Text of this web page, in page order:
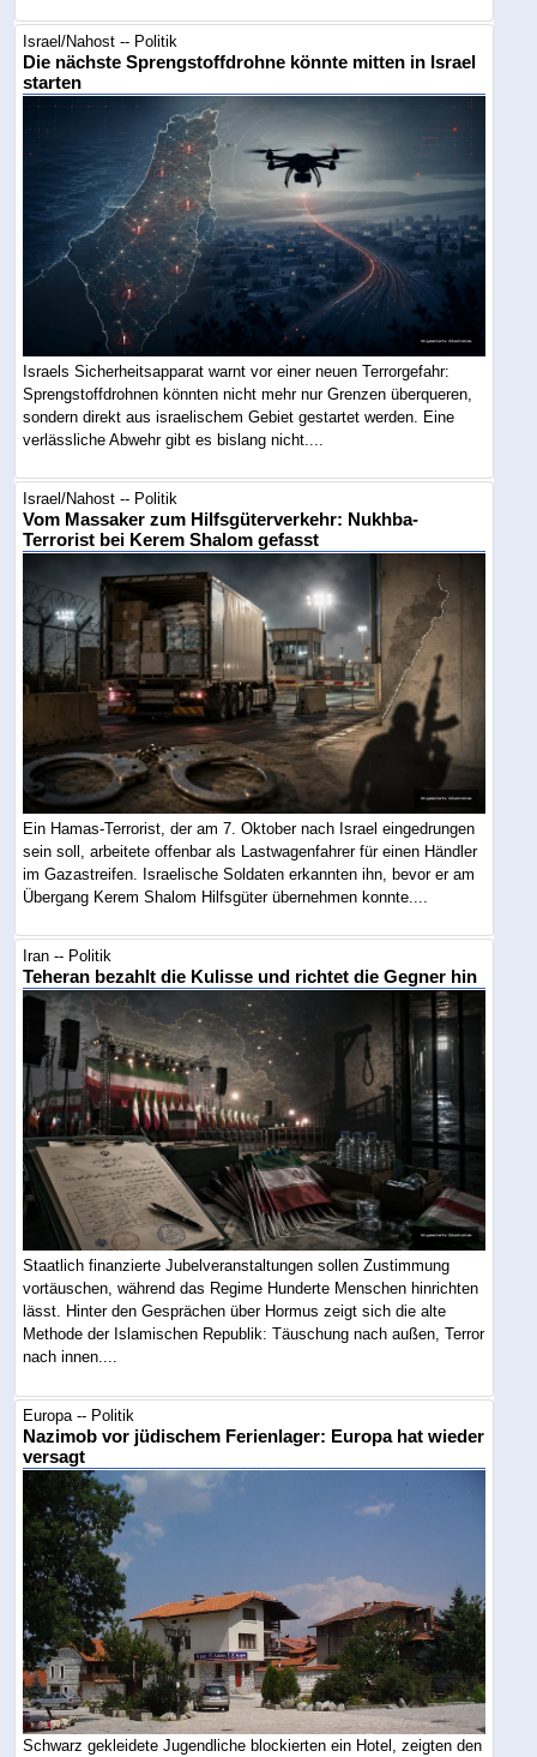
Israel/Nahost -- Politik
Die nächste Sprengstoffdrohne könnte mitten in Israel
starten
Israels Sicherheitsapparat warnt vor einer neuen Terrorgefahr:
Sprengstoffdrohnen könnten nicht mehr nur Grenzen überqueren,
sondern direkt aus israelischem Gebiet gestartet werden. Eine
verlässliche Abwehr gibt es bislang nicht....
Israel/Nahost -- Politik
Vom Massaker zum Hilfsgüterverkehr: Nukhba-
Terrorist bei Kerem Shalom gefasst
Ein Hamas-Terrorist, der am 7. Oktober nach Israel eingedrungen
sein soll, arbeitete offenbar als Lastwagenfahrer für einen Händler
im Gazastreifen. Israelische Soldaten erkannten ihn, bevor er am
Übergang Kerem Shalom Hilfsgüter übernehmen konnte....
Iran -- Politik
Teheran bezahlt die Kulisse und richtet die Gegner hin
Staatlich finanzierte Jubelveranstaltungen sollen Zustimmung
vortäuschen, während das Regime Hunderte Menschen hinrichten
lässt. Hinter den Gesprächen über Hormus zeigt sich die alte
Methode der Islamischen Republik: Täuschung nach außen, Terror
nach innen....
Europa -- Politik
Nazimob vor jüdischem Ferienlager: Europa hat wieder
versagt
Schwarz gekleidete Jugendliche blockierten ein Hotel, zeigten den